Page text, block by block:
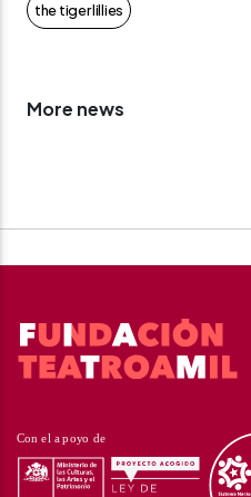
the tiger lillies
More news